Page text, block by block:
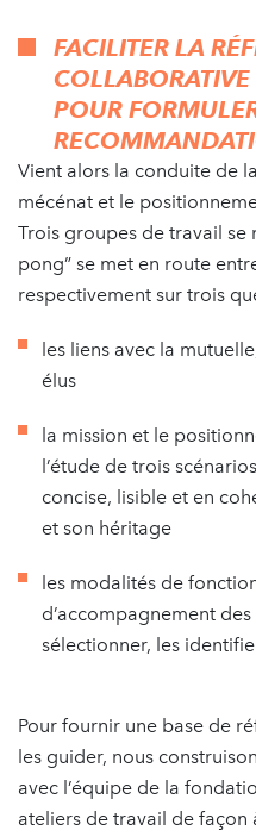
FACILITER LA
COLLABORATIVE
POUR
Vient alors la conduite de
mécénat et le
Trois groupes de travail se
pong” se met en route
respectivement sur trois
les liens avec la
élus
la mission et le
l’étude de trois
concise, lisible et en
et son héritage
les modalités de
d’accompagnement
sélectionner, les
Pour fournir une base de
les guider, nous
avec l’équipe de la
ateliers de travail de façon